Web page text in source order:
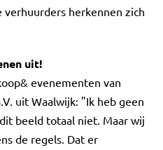
verhuurders herkennen zich
uit!
evenementen van
uit Waalwijk: "Ik heb geen
beeld totaal niet. Maar wij
de regels. Dat er